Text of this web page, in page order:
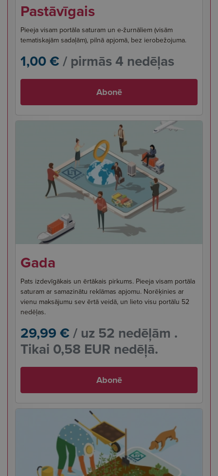
Pastāvīgais
Pieeja visam portāla saturam un e-žurnāliem (visām
tematiskajām sadaļām), pilnā apjomā, bez ierobežojuma.
1,00 €/ pirmās 4 nedēļas
Abonē
Gada
Pats izdevīgākais un ērtākais pirkums. Pieeja visam portāla
saturam ar samazinātu reklāmas apjomu. Norēķinies ar
vienu maksājumu sev ērtā veidā, un lieto visu portālu 52
nedēļas.
29,99 €/ uz 52 nedēļām .
Tikai 0,58 EUR nedēļā.
Abonē